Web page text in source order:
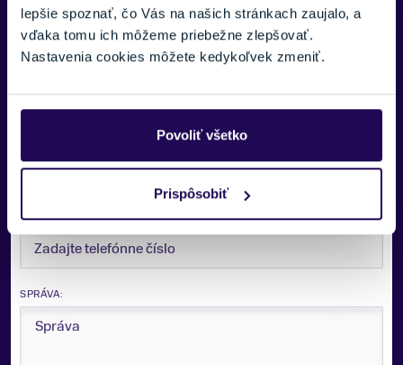
lepšie spoznať, čo Vás na našich stránkach zaujalo, a
vďaka tomu ich môžeme priebežne zlepšovať.
Nastavenia cookies môžete kedykoľvek zmeniť.
Povoliť všetko
Prispôsobiť
pre vás.
VAŠE MENO:
TELEFÓNNE ČÍSLO:
SPRÁVA: